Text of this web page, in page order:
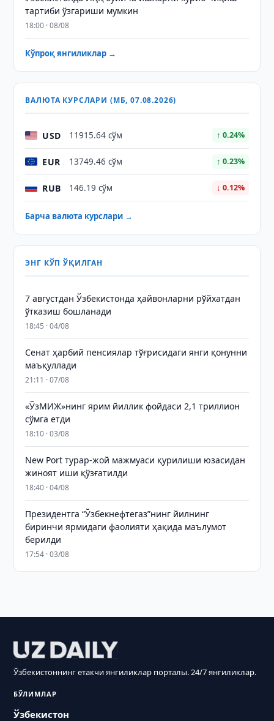
тартиби ўзгариши мумкин
18:00 · 08/08
Кўпроқ янгиликлар →
ВАЛЮТА КУРСЛАРИ (МБ, 07.08.2026)
USD 11915.64 сўм ↑ 0.24%
EUR 13749.46 сўм ↑ 0.23%
RUB 146.19 сўм ↓ 0.12%
Барча валюта курслари →
ЭНГ КЎП ЎҚИЛГАН
7 августдан Ўзбекистонда ҳайвонларни рўйхатдан
ўтказиш бошланади
18:45 · 04/08
Сенат ҳарбий пенсиялар тўғрисидаги янги қонунни
маъқуллади
21:11 · 07/08
«ЎзМИЖ»нинг ярим йиллик фойдаси 2,1 триллион
сўмга етди
18:10 · 03/08
New Port турар-жой мажмуаси қурилиши юзасидан
жиноят иши қўзғатилди
18:40 · 04/08
Президентга “Ўзбекнефтегаз”нинг йилнинг
биринчи ярмидаги фаолияти ҳақида маълумот
берилди
17:54 · 03/08
Ўзбекистоннинг етакчи янгиликлар порталы. 24/7 янгиликлар.
БЎЛИМЛАР
Ўзбекистон